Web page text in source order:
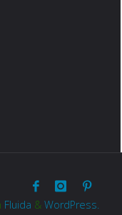
Fluida & WordPress.